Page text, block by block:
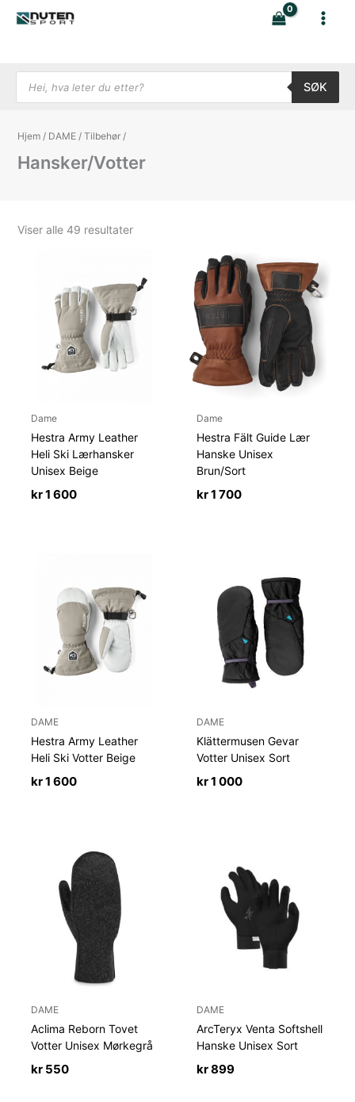
rett
Products search
SØK
Hjem / DAME /Tilbehør /
Hansker/Votter
Viser alle 49 resultaterSortert
Dame
Hestra Army Leather
Heli Ski Lærhansker
Unisex Beige
kr1 600
Dame
Hestra Fält Guide Lær
Hanske Unisex
Brun/Sort
kr1 700
DAME
Hestra Army Leather
Heli Ski Votter Beige
kr1 600
DAME
Klättermusen Gevar
Votter Unisex Sort
kr1 000
DAME
Aclima Reborn Tovet
Votter Unisex Mørkegrå
kr 550
DAME
ArcTeryx Venta Softshell
Hanske Unisex Sort
kr899